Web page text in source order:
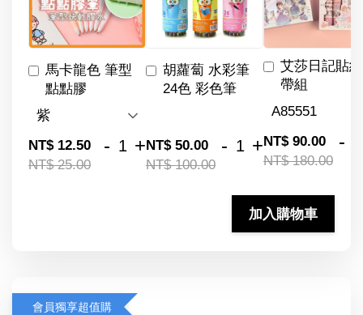
馬卡龍色 筆型
點點膠
NT$ 12.50
NT$ 25.00
- +
胡蘿蔔 水彩筆
24色 彩色筆
NT$ 50.00
NT$ 100.00
- +
艾莎日記貼
帶組
NT$ 90.00
NT$ 180.00
-
加入購物車
會員獨享超值購